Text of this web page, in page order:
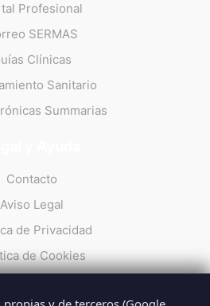
Profesional
SERMAS
Clínicas
Sanitario
Summarias
Contacto
Aviso Legal
de Privacidad
de Cookies